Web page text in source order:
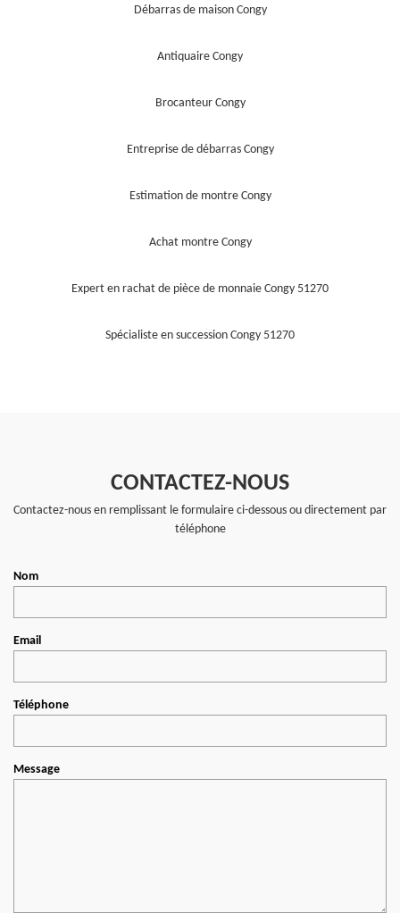
Débarras de maison Congy
Antiquaire Congy
Brocanteur Congy
Entreprise de débarras Congy
Estimation de montre Congy
Achat montre Congy
Expert en rachat de pièce de monnaie Congy 51270
Spécialiste en succession Congy 51270
CONTACTEZ-NOUS
Contactez-nous en remplissant le formulaire ci-dessous ou directement par
téléphone
Nom
Email
Téléphone
Message